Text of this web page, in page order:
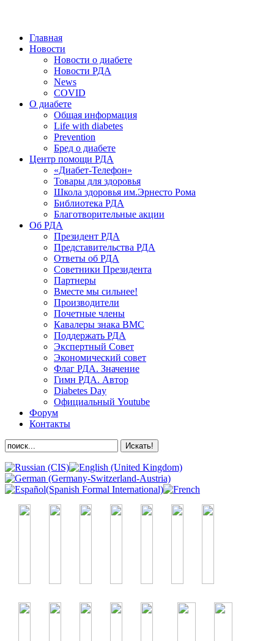
Главная
Новости
Новости о диабете
Новости РДА
News
COVID
О диабете
Общая информация
Life with diabetes
Prevention
Бред о диабете
Центр помощи РДА
«Диабет-Телефон»
Товары для здоровья
Школа здоровья им.Эрнесто Рома
Библиотека РДА
Благотворительные акции
Об РДА
Президент РДА
Представительства РДА
Ответы об РДА
Советники Президента
Партнеры
Вместе мы сильнее!
Производители
Почетные члены
Кавалеры знака ВМС
Поддержать РДА
Экспертный Совет
Экономический совет
Флаг РДА. Значение
Гимн РДА. Автор
Diabetes Day
Официальный Youtube
Форум
Контакты